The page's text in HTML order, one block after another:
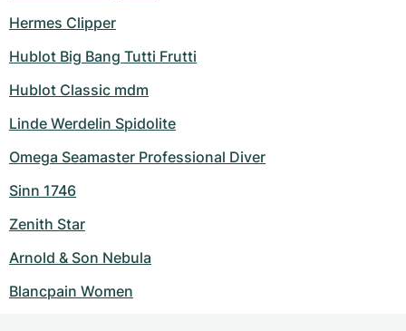
Hermes Clipper
Hublot Big Bang Tutti Frutti
Hublot Classic mdm
Linde Werdelin Spidolite
Omega Seamaster Professional Diver
Sinn 1746
Zenith Star
Arnold & Son Nebula
Blancpain Women